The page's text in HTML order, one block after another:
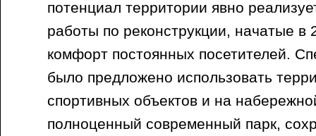
потенциал территории явно
работы по реконструкции, начатые в
комфорт постоянных посетителей.
было предложено использовать
спортивных объектов и на
полноценный современный парк,